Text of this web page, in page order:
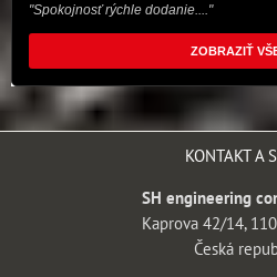
"Spokojnosť rýchle dodanie...."
ZOBRAZIŤ
KONTAKT A
SH engineering
Kaprova 42/14,
Česká